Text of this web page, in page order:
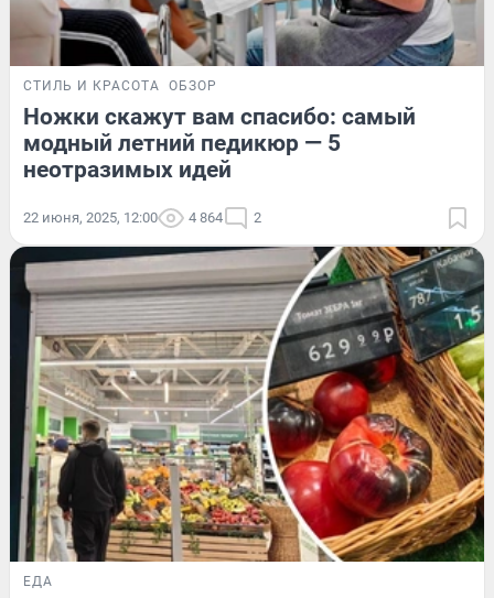
СТИЛЬ И КРАСОТА ОБЗОР
Ножки скажут вам спасибо: самый
модный летний педикюр — 5
неотразимых идей
22 июня, 2025, 12:00 4 864 2
ЕДА